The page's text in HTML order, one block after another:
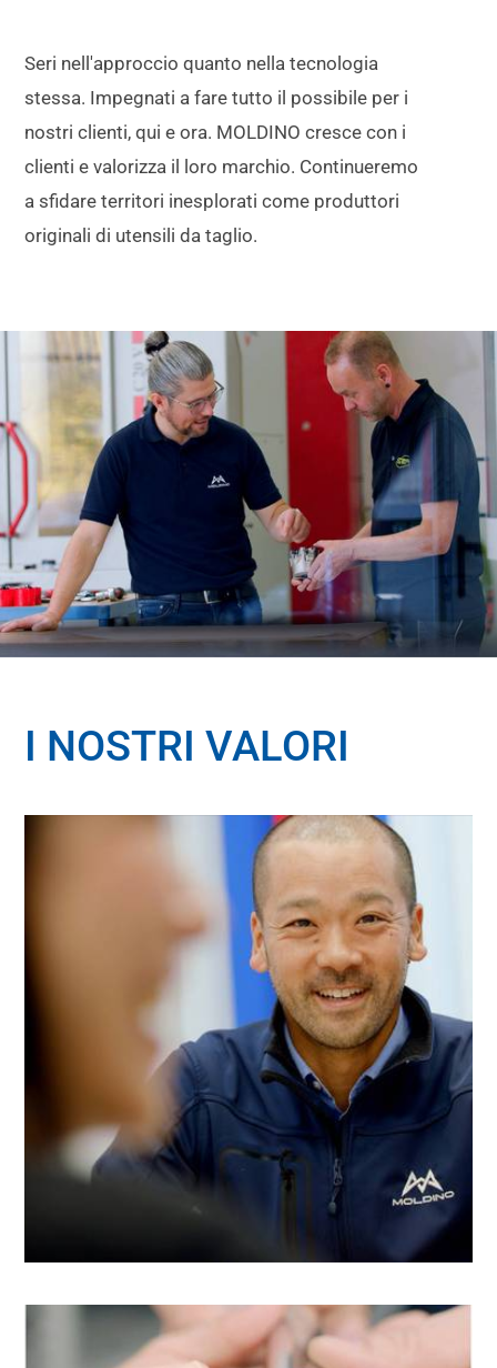
Seri nell'approccio quanto nella tecnologia
stessa. Impegnati a fare tutto il possibile per i
nostri clienti, qui e ora. MOLDINO cresce con i
clienti e valorizza il loro marchio. Continueremo
a sfidare territori inesplorati come produttori
originali di utensili da taglio.
I NOSTRI VALORI